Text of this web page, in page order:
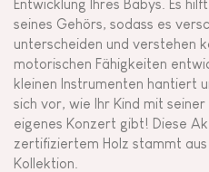
Entwicklung Ihres Babys. Es
seines Gehörs, sodass es
unterscheiden und verstehen
motorischen Fähigkeiten
kleinen Instrumenten hantiert
sich vor, wie Ihr Kind mit seiner
eigenes Konzert gibt! Diese
zertifiziertem Holz stammt
Kollektion.